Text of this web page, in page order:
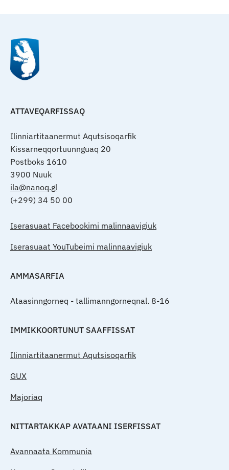
ATTAVEQARFISSAQ
Ilinniartitaanermut Aqutsisoqarfik
Kissarneqqortuunnguaq 20
Postboks 1610
3900 Nuuk
ila@nanoq.gl
(+299) 34 50 00
Iserasuaat Facebookimi malinnaavigiuk
Iserasuaat YouTubeimi malinnaavigiuk
AMMASARFIA
Ataasinngorneq - tallimanngorneqnal. 8-16
IMMIKKOORTUNUT SAAFFISSAT
Ilinniartitaanermut Aqutsisoqarfik
GUX
Majoriaq
NITTARTAKKAP AVATAANI ISERFISSAT
Avannaata Kommunia